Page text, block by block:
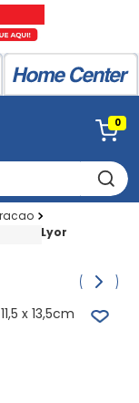
0
Lyor
x 13,5cm